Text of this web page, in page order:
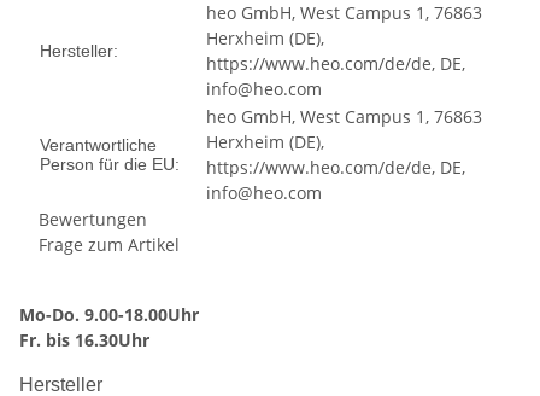
Hersteller:
heo GmbH, West Campus 1, 76863
Herxheim (DE),
https://www.heo.com/de/de, DE,
info@heo.com
Verantwortliche
Person für die EU:
heo GmbH, West Campus 1, 76863
Herxheim (DE),
https://www.heo.com/de/de, DE,
info@heo.com
Bewertungen
Frage zum Artikel
Mo-Do. 9.00-18.00Uhr
Fr. bis 16.30Uhr
Hersteller